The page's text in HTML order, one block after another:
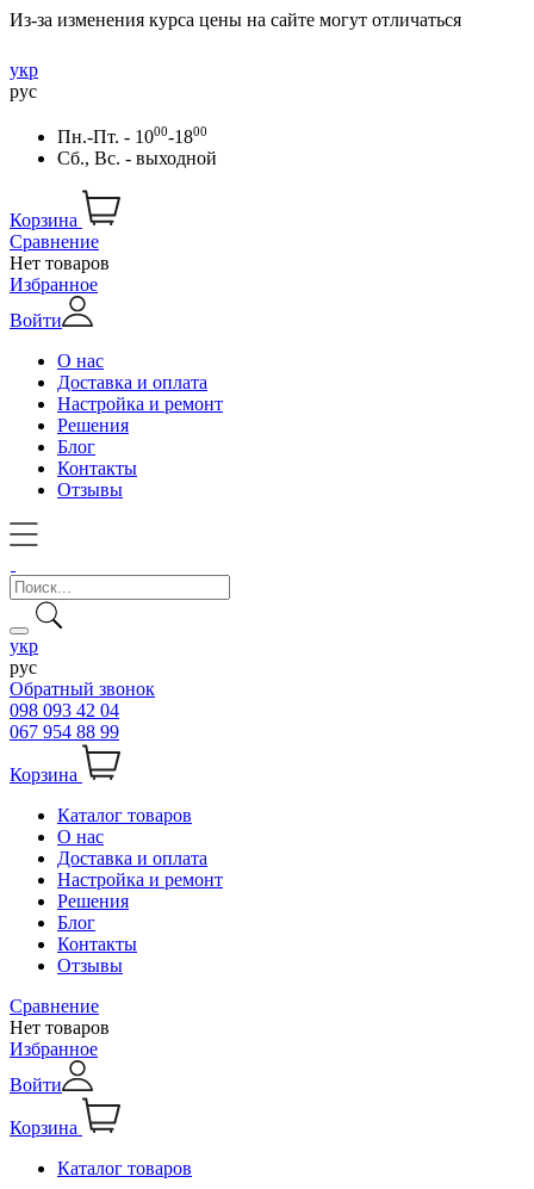
Из-за изменения курса цены на сайте могут отличаться
укр
рус
Пн.-Пт. - 1000-1800
Сб., Вс. - выходной
Корзина
Сравнение
Нет товаров
Избранное
Войти
О нас
Доставка и оплата
Настройка и ремонт
Решения
Блог
Контакты
Отзывы
укр
рус
Обратный звонок
098 093 42 04
067 954 88 99
Корзина
Каталог товаров
О нас
Доставка и оплата
Настройка и ремонт
Решения
Блог
Контакты
Отзывы
Сравнение
Нет товаров
Избранное
Войти
Корзина
Каталог товаров